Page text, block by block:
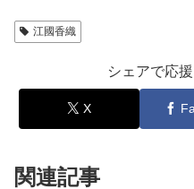
江國香織
シェアで応
X
関連記事